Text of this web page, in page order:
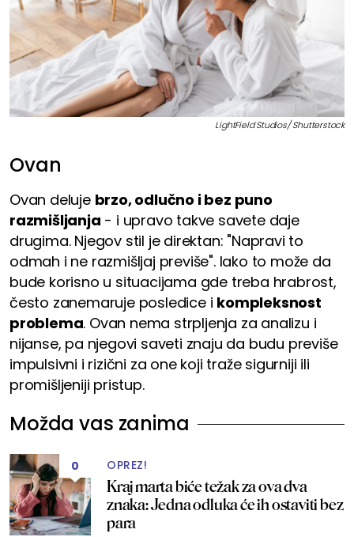
LightField Studios/ Shutterstock
Ovan
Ovan deluje brzo, odlučno i bez puno
razmišljanja - i upravo takve savete daje
drugima. Njegov stil je direktan: "Napravi to
odmah i ne razmišljaj previše". Iako to može da
bude korisno u situacijama gde treba hrabrost,
često zanemaruje posledice i kompleksnost
problema. Ovan nema strpljenja za analizu i
nijanse, pa njegovi saveti znaju da budu previše
impulsivni i rizični za one koji traže sigurniji ili
promišljeniji pristup.
Možda vas zanima
0 OPREZ!
Kraj marta biće težak za ova dva
znaka: Jedna odluka će ih ostaviti bez
para